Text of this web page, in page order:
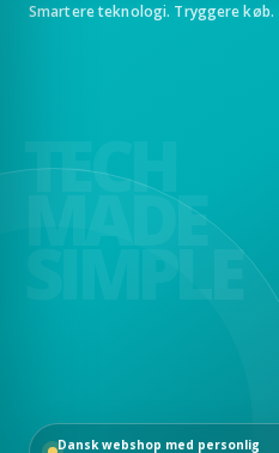
Smartere teknologi. Tryggere køb.
Dansk webshop med personlig
TECH
MADE
SIMPLE